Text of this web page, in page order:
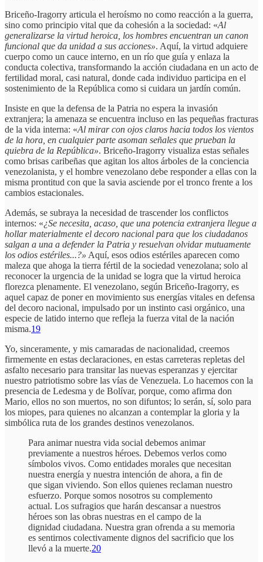
Briceño-Iragorry articula el heroísmo no como reacción a la guerra,
sino como principio vital que da cohesión a la sociedad: «Al
generalizarse la virtud heroica, los hombres encuentran un canon
funcional que da unidad a sus acciones». Aquí, la virtud adquiere
cuerpo como un cauce interno, en un río que guía y enlaza la
conducta colectiva, transformando la acción ciudadana en un acto de
fertilidad moral, casi natural, donde cada individuo participa en el
sostenimiento de la República como si cuidara un jardín común.
Insiste en que la defensa de la Patria no espera la invasión
extranjera; la amenaza se encuentra incluso en las pequeñas fracturas
de la vida interna: «Al mirar con ojos claros hacia todos los vientos
de la hora, en cualquier parte asoman señales que prueban la
quiebra de la República». Briceño-Iragorry visualiza estas señales
como brisas caribeñas que agitan los altos árboles de la conciencia
venezolanista, y el hombre venezolano debe responder a ellas con la
misma prontitud con que la savia asciende por el tronco frente a los
cambios estacionales.
Además, se subraya la necesidad de trascender los conflictos
internos: «¿Se necesita, acaso, que una potencia extranjera llegue a
hollar materialmente el decoro nacional para que los ciudadanos
salgan a una a defender la Patria y resuelvan olvidar mutuamente
los odios estériles...?» Aquí, esos odios estériles aparecen como
maleza que ahoga la tierra fértil de la sociedad venezolana; solo al
reconocer la urgencia de la unidad se logra que la virtud heroica
florezca plenamente. El venezolano, según Briceño-Iragorry, es
aquel capaz de poner en movimiento sus energías vitales en defensa
del decoro nacional, impulsado por un instinto casi orgánico, una
especie de latido interno que refleja la fuerza vital de la nación
misma.19
Yo, sinceramente, y mis camaradas de nacionalidad, creemos
firmemente en estas declaraciones, en estas carreteras repletas del
asfalto necesario para transitar las nuevas esperanzas y ejercitar
nuestro patriotismo sobre las vías de Venezuela. Lo hacemos con la
presencia de Ledesma y de Bolívar, porque, como afirma don
Mario, ellos no son muertos, no son difuntos; lo serán, sí, solo para
los miopes, para quienes no alcanzan a contemplar la gloria y la
simbólica ruta de los grandes destinos venezolanos.
Para animar nuestra vida social debemos animar
previamente a nuestros héroes. Debemos verlos como
símbolos vivos. Como entidades morales que necesitan
nuestra energía y nuestra intención de ahora, a fin de
que sigan viviendo. Son ellos quienes reclaman nuestro
esfuerzo. Porque somos nosotros su complemento
actual. Los sufragios que harán descansar a nuestros
héroes son las obras nuestras en el campo de la
dignidad ciudadana. Nuestra gran ofrenda a su memoria
es sentirnos colectivamente dignos del sacrificio que los
llevó a la muerte.20